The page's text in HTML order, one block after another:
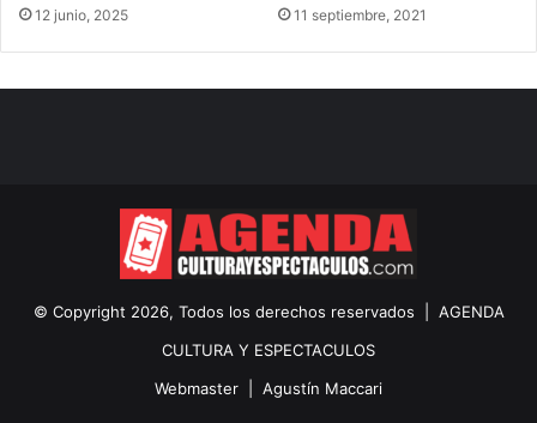
12 junio, 2025 11 septiembre, 2021
© Copyright 2026, Todos los derechos reservados | AGENDA
CULTURA Y ESPECTACULOS
Webmaster | Agustín Maccari